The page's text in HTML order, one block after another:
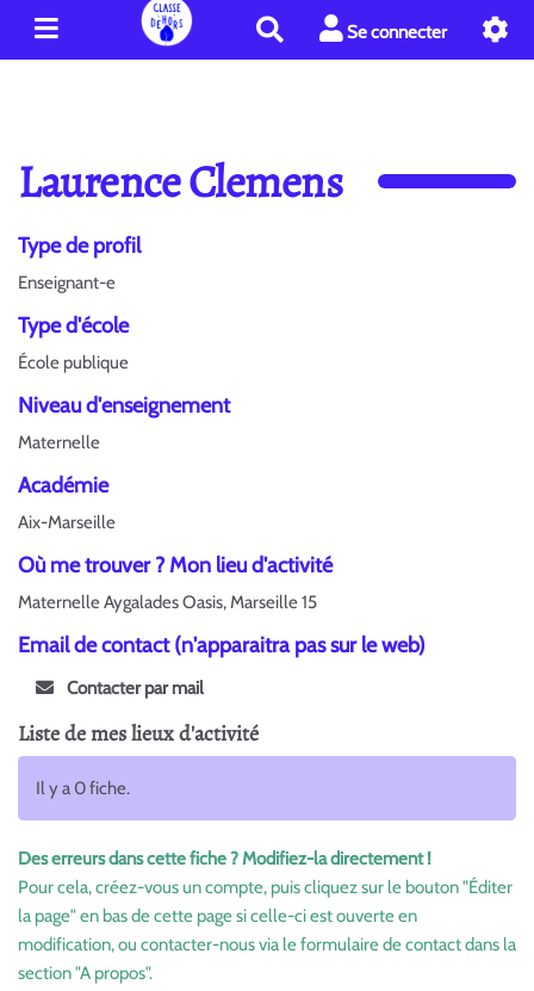
e
c
Se connecter
Laurence Clemens
Type de profil
Enseignant-e
Type d'école
École publique
Niveau d'enseignement
Maternelle
Académie
Aix-Marseille
Où me trouver ? Mon lieu d'activité
Maternelle Aygalades Oasis, Marseille 15
Email de contact (n'apparaitra pas sur le web)
Contacter par mail
Liste de mes lieux d'activité
Il y a 0 fiche.
Des erreurs dans cette fiche ? Modifiez-la directement !
Pour cela, créez-vous un compte, puis cliquez sur le bouton "Éditer
la page" en bas de cette page si celle-ci est ouverte en
modification, ou contacter-nous via le formulaire de contact dans la
section "A propos".